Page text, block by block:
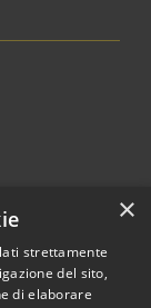
×
strettamente
del sito,
di elaborare